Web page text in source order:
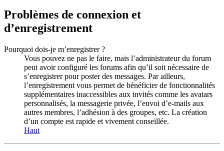
Problèmes de connexion et
d’enregistrement
Pourquoi dois-je m’enregistrer ?
Vous pouvez ne pas le faire, mais l’administrateur du forum
peut avoir configuré les forums afin qu’il soit nécessaire de
s’enregistrer pour poster des messages. Par ailleurs,
l’enregistrement vous permet de bénéficier de fonctionnalités
supplémentaires inaccessibles aux invités comme les avatars
personnalisés, la messagerie privée, l’envoi d’e-mails aux
autres membres, l’adhésion à des groupes, etc. La création
d’un compte est rapide et vivement conseillée.
Haut